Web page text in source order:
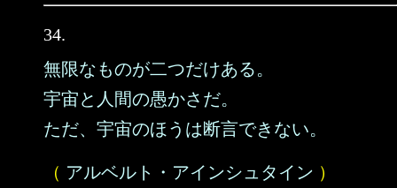
34.
無限なものが二つだけある。
宇宙と人間の愚かさだ。
ただ、宇宙のほうは断言できない。
（ アルベルト・アインシュタイン ）